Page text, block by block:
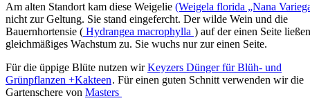
Am alten Standort kam diese Weigelie (Weigela florida „Nana
nicht zur Geltung. Sie stand eingefercht. Der wilde Wein und die
Bauernhortensie ( Hydrangea macrophylla ) auf der einen Seite
gleichmäßiges Wachstum zu. Sie wuchs nur zur einen Seite.
Für die üppige Blüte nutzen wirKeyzers Dünger für Blüh- und
Grünpflanzen +Kakteen. Für einen guten Schnitt verwenden wir die
Gartenschere von Masters